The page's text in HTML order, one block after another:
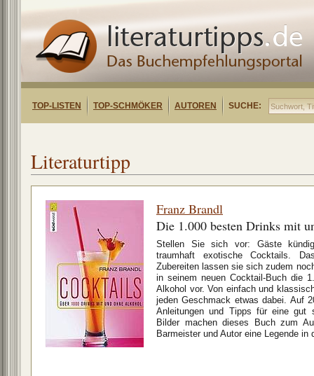
TOP-LISTEN TOP-SCHMÖKER AUTOREN SUCHE:
Literaturtipp
Franz Brandl
Die 1.000 besten Drinks mit
Stellen Sie sich vor: Gäste
traumhaft exotische Cocktails.
Zubereiten lassen sie sich zudem
in seinem neuen Cocktail-Buch die
Alkohol vor. Von einfach und
jeden Geschmack etwas dabei. Auf
Anleitungen und Tipps für eine gut
Bilder machen dieses Buch zum
Barmeister und Autor eine Legende in